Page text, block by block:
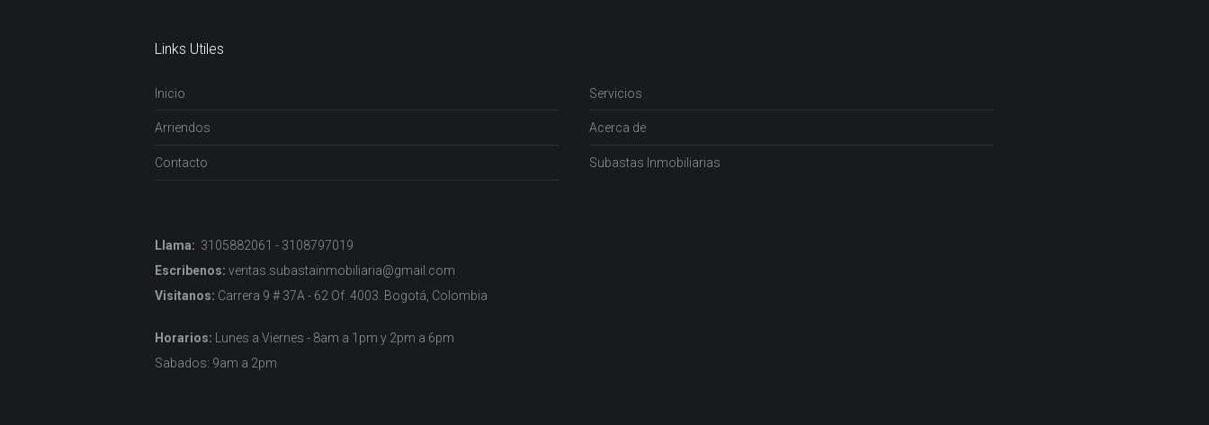
Links Utiles
Inicio Servicios
Arriendos Acerca de
Contacto Subastas Inmobiliarias
Llama: 3105882061 - 3108797019
Escribenos: ventas.subastainmobiliaria@gmail.com
Visitanos: Carrera 9 # 37A - 62 Of. 4003. Bogotá, Colombia
Horarios: Lunes a Viernes - 8am a 1pm y 2pm a 6pm
Sabados: 9am a 2pm